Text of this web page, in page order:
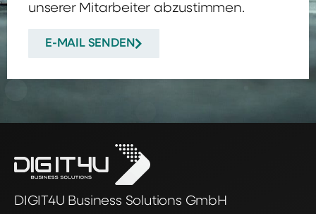
unserer Mitarbeiter abzustimmen.
E-MAIL SENDEN
DIGIT4U Business Solutions GmbH